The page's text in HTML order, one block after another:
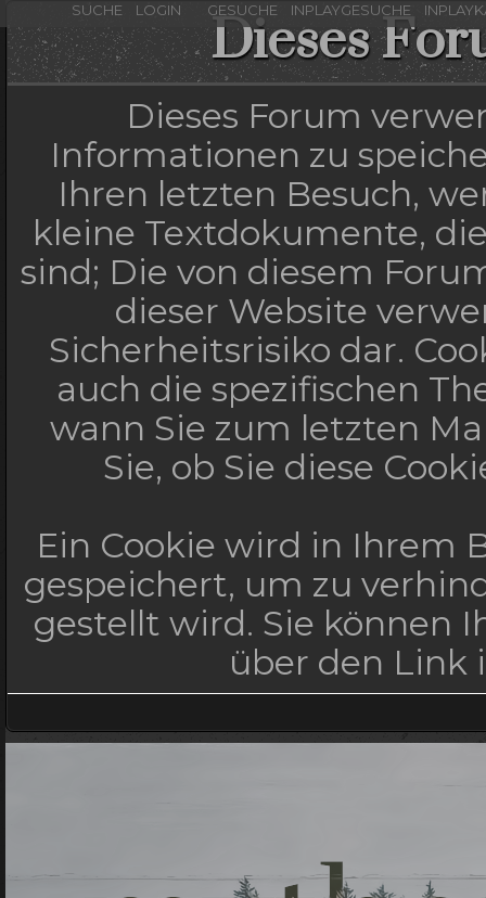
SUCHE LOGIN GESUCHE INPLAYGESUCHE
Dieses
Dieses Forum
Informationen zu
Ihren letzten Besuch,
kleine Textdokumente,
sind; Die von diesem
dieser Website
Sicherheitsrisiko dar.
auch die spezifischen
wann Sie zum letzten
Sie, ob Sie diese
Ein Cookie wird in Ihrem
gespeichert, um zu
gestellt wird. Sie können
über den Link